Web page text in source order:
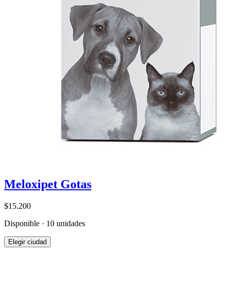
Meloxipet Gotas
$15.200
Disponible · 10 unidades
Elegir ciudad